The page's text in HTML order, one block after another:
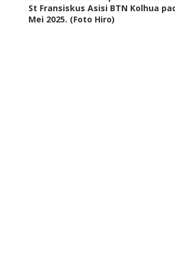
St Fransiskus Asisi BTN Kolhua
Mei 2025. (Foto Hiro)